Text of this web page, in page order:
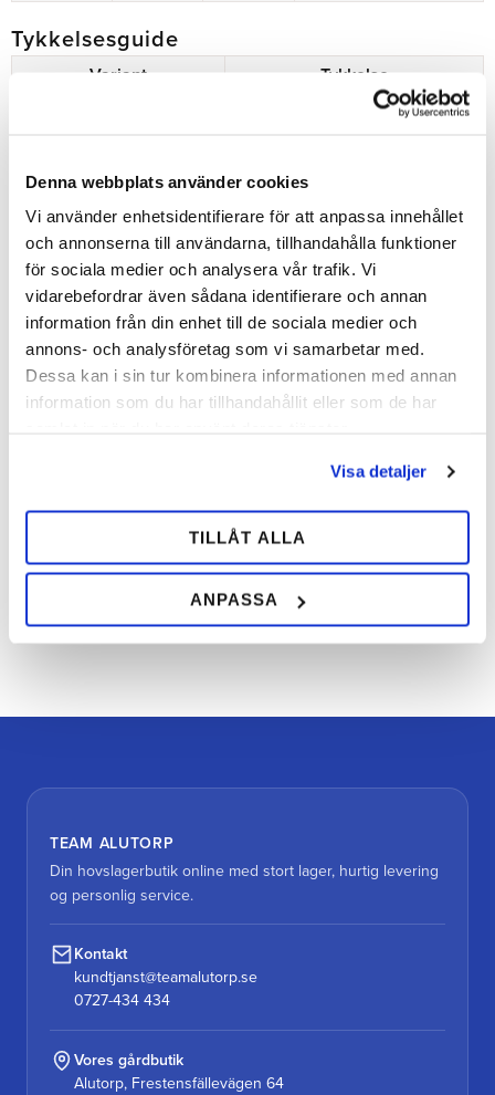
Denna webbplats använder cookies
Vi använder enhetsidentifierare för att anpassa innehållet
och annonserna till användarna, tillhandahålla funktioner
för sociala medier och analysera vår trafik. Vi
vidarebefordrar även sådana identifierare och annan
information från din enhet till de sociala medier och
annons- och analysföretag som vi samarbetar med.
Dessa kan i sin tur kombinera informationen med annan
information som du har tillhandahållit eller som de har
Visa detaljer
TILLÅT ALLA
ANPASSA
Tykkelsesguide
Variant
Tykkelse
3–3,5 mm
Heavy
Del
Facebook
Bedømmelser
Bliv den første, der giver en bedømmelse.
TEAM ALUTORP
Din hovslagerbutik online med stort lager, hurtig levering
og personlig service.
Kontakt
kundtjanst@teamalutorp.se
0727-434 434
Vores gårdbutik
Alutorp, Frestensfällevägen 64